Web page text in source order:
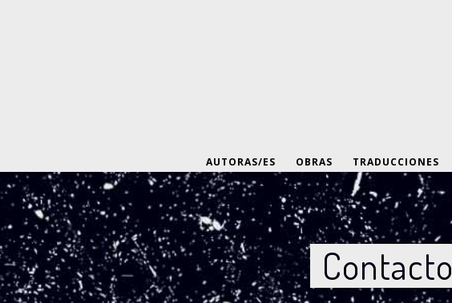
AUTORAS/ES OBRAS TRADUCCIONES
Contacto